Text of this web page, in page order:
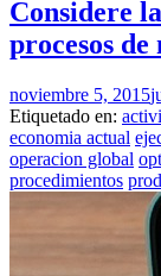
Considere
procesos de
noviembre 5, 2015
Etiquetado en:
economia actual
operacion global
procedimientos